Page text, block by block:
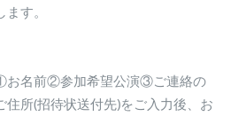
す。
お名前②参加希望公演③ご連絡の
所(招待状送付先)をご入力後、お